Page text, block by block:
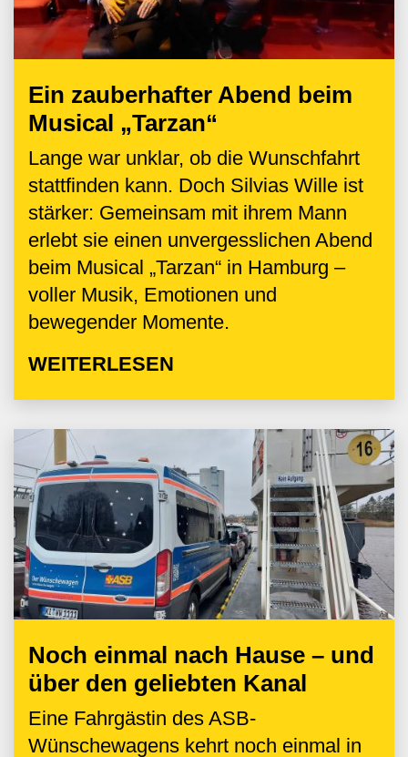
Ein zauberhafter Abend beim
Musical „Tarzan“
Lange war unklar, ob die Wunschfahrt
stattfinden kann. Doch Silvias Wille ist
stärker: Gemeinsam mit ihrem Mann
erlebt sie einen unvergesslichen Abend
beim Musical „Tarzan“ in Hamburg –
voller Musik, Emotionen und
bewegender Momente.
WEITERLESEN
Noch einmal nach Hause – und
über den geliebten Kanal
Eine Fahrgästin des ASB-
Wünschewagens kehrt noch einmal in